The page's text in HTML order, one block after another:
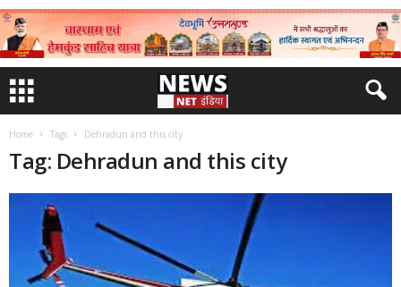
Home Tags Dehradun and this city
Tag: Dehradun and this city